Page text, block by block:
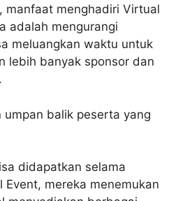
manfaat menghadiri Virtual
adalah mengurangi
meluangkan waktu untuk
lebih banyak sponsor dan
umpan balik peserta yang
didapatkan selama
mereka menemukan